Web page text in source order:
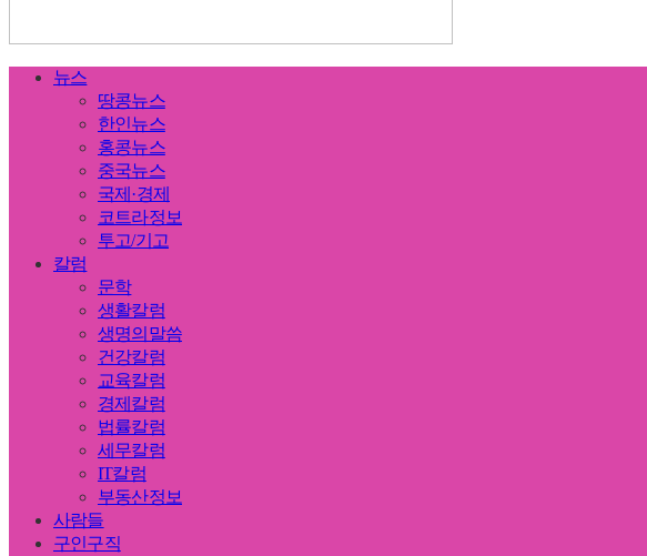
뉴스
땅콩뉴스
한인뉴스
홍콩뉴스
중국뉴스
국제·경제
코트라정보
투고/기고
칼럼
문학
생활칼럼
생명의말씀
건강칼럼
교육칼럼
경제칼럼
법률칼럼
세무칼럼
IT칼럼
부동산정보
사람들
구인구직